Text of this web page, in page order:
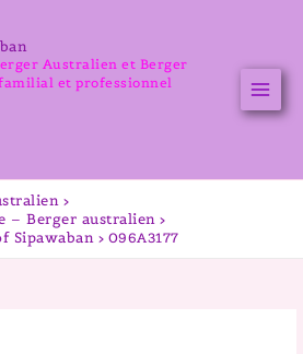
Australien et Berger
et professionnel
– Berger australien
Sipawaban
096A3177